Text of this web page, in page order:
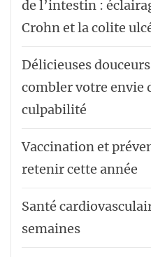
de l’intestin :
Crohn et la colite
Délicieuses
combler votre envie
culpabilité
Vaccination et
retenir cette année
Santé
semaines